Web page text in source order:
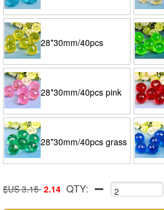
blue
28*30mm/40pcs
golden color
28*30mm/40pcs pink
28*30mm/40pcs grass
green
$US 3.15 2.14 QTY: